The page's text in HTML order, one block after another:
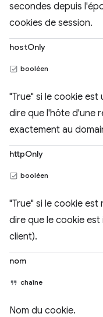
secondes depuis
cookies de session.
hostOnly
booléen
"True" si le cookie
dire que l'hôte d'une
exactement au
httpOnly
booléen
"True" si le cookie
dire que le cookie
client).
nom
chaîne
Nom du cookie.